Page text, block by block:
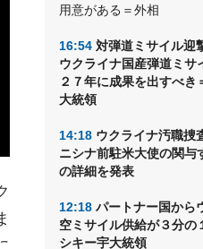
用意がある＝外相
16:54 対弾道ミサイル迎
ウクライナ国産弾道ミサ
２７年に成果を出すべき
大統領
14:18 ウクライナ汚職捜
ニシナ前駐米大使の関与
の詳細を発表
12:18 パートナー国から
空ミサイル供給が３分の
シキー宇大統領